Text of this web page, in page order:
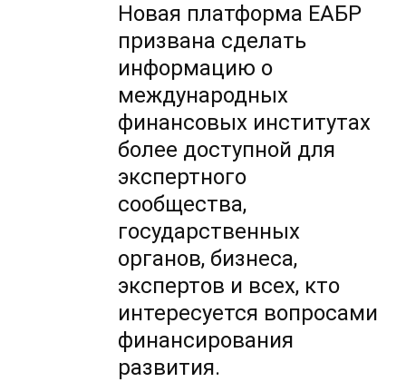
Новая платформа ЕАБР
призвана сделать
информацию о
международных
финансовых институтах
более доступной для
экспертного
сообщества,
государственных
органов, бизнеса,
экспертов и всех, кто
интересуется вопросами
финансирования
развития.